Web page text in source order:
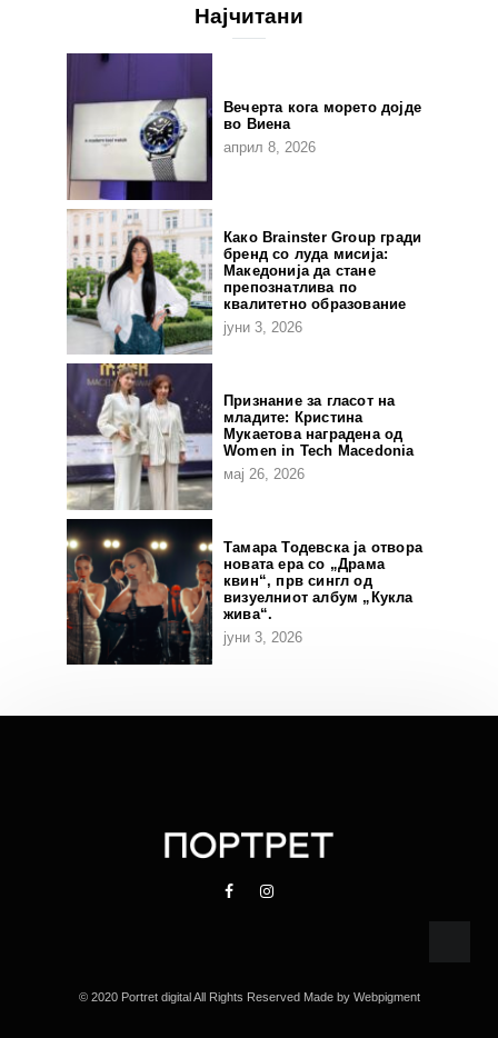
Најчитани
Вечерта кога морето дојде
во Виена
април 8, 2026
Како Brainster Group гради
бренд со луда мисија:
Македонија да стане
препознатлива по
квалитетно образование
јуни 3, 2026
Признание за гласот на
младите: Кристина
Мукаетова наградена од
Women in Tech Macedonia
мај 26, 2026
Тамара Тодевска ја отвора
новата ера со „Драма
квин“, прв сингл од
визуелниот албум „Кукла
жива“.
јуни 3, 2026
© 2020 Portret digital All Rights Reserved Made by Webpigment